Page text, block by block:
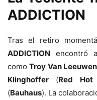
ADDICTION
Tras el retiro
ADDICTION encontró
comoTroy Van Leeuwen
Klinghoffer (Red Hot
(Bauhaus). La